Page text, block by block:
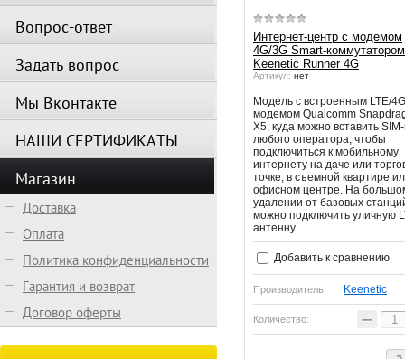
Интернет-центр с модемом
4G/3G Smart-коммутатором
Keenetic Runner 4G
Артикул: нет
Модель с встроенным LTE/
модемом Qualcomm
X5, куда можно вставить
любого оператора, чтобы
подключиться к мобильному
интернету на даче или
точке, в съемной квартире
офисном центре. На
удалении от базовых
можно подключить уличную
антенну.
Добавить к сравнению
Производитель Keenetic
Количество: −
Вопрос-ответ
Задать вопрос
Мы Вконтакте
НАШИ СЕРТИФИКАТЫ
Магазин
Доставка
Оплата
Политика конфиденциальности
Гарантия и возврат
Договор оферты